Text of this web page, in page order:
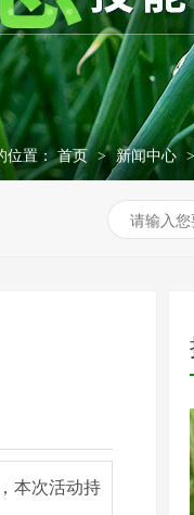
位置： 首页 > 新闻中心 >
本次活动持